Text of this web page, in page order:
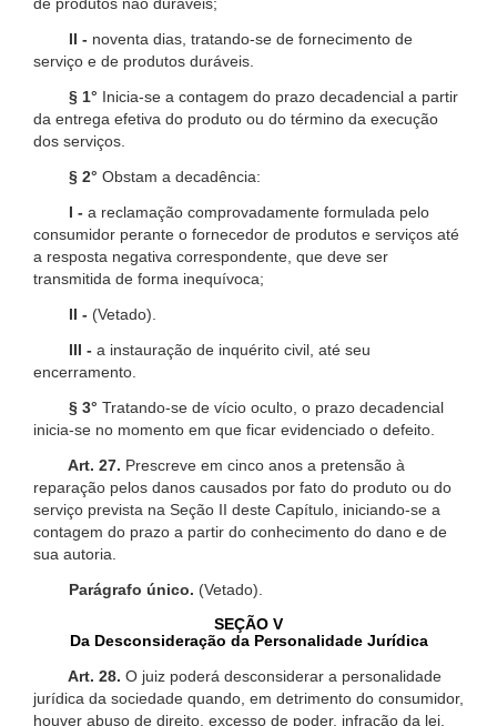
II - noventa dias, tratando-se de fornecimento de
serviço e de produtos duráveis.
§ 1° Inicia-se a contagem do prazo decadencial a partir
da entrega efetiva do produto ou do término da execução
dos serviços.
§ 2° Obstam a decadência:
I - a reclamação comprovadamente formulada pelo
consumidor perante o fornecedor de produtos e serviços até
a resposta negativa correspondente, que deve ser
transmitida de forma inequívoca;
II - (Vetado).
III - a instauração de inquérito civil, até seu
encerramento.
§ 3° Tratando-se de vício oculto, o prazo decadencial
inicia-se no momento em que ficar evidenciado o defeito.
Art. 27. Prescreve em cinco anos a pretensão à
reparação pelos danos causados por fato do produto ou do
serviço prevista na Seção II deste Capítulo, iniciando-se a
contagem do prazo a partir do conhecimento do dano e de
sua autoria.
Parágrafo único. (Vetado).
SEÇÃO V
Da Desconsideração da Personalidade Jurídica
Art. 28. O juiz poderá desconsiderar a personalidade
jurídica da sociedade quando, em detrimento do consumidor,
houver abuso de direito, excesso de poder, infração da lei,